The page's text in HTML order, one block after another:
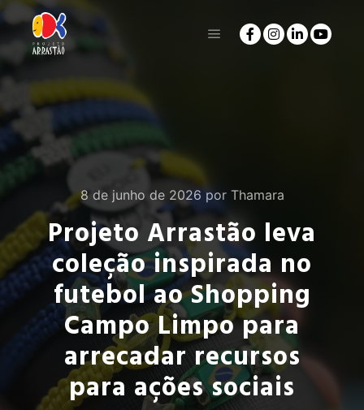
8 de junho de 2026 por Thamara
Projeto Arrastão leva
coleção inspirada no
futebol ao Shopping
Campo Limpo para
arrecadar recursos
para ações sociais